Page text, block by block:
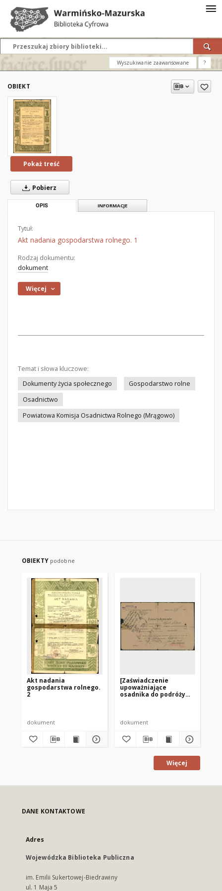
Wyszukiwanie zaawansowane ?
OBIEKT
Pokaż treść
Pobierz
OPIS INFORMACJE
Tytuł:
Akt nadania gospodarstwa rolnego. 1
Rodzaj dokumentu:
dokument
Więcej
Temat i słowa kluczowe:
Dokumenty życia społecznego
Gospodarstwo rolne
Osadnictwo
Powiatowa Komisja Osadnictwa Rolnego (Mrągowo)
OBIEKTY podobne
Akt nadania
gospodarstwa rolnego.
2
dokument
[Zaświadczenie
upoważniające
osadnika do podróży
dokument
Więcej
DANE KONTAKTOWE
Adres
Wojewódzka Biblioteka Publiczna
im. Emilii Sukertowej-Biedrawiny
ul. 1 Maja 5